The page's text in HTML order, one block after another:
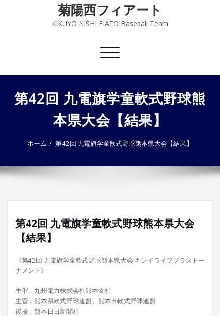
菊陽西フィアート
KIKUYO NISHI FIATO Baseball Team
ナ
ゲ
シ
ョ
り
第42回 九電旗学童軟式野球熊
本県大会【結果】
ホーム 第42回 九電旗学童軟式野球熊本県大会【結果】
第42回 九電旗学童軟式野球熊本県大会
【結果】
《第42回 九電旗学童軟式野球熊本県大会 キレイライフプラストー
ナメント》
主催：九州電力株式会社熊本支社
主管：熊本県軟式野球連盟、熊本市軟式野球連盟
後援：熊本日日新聞社